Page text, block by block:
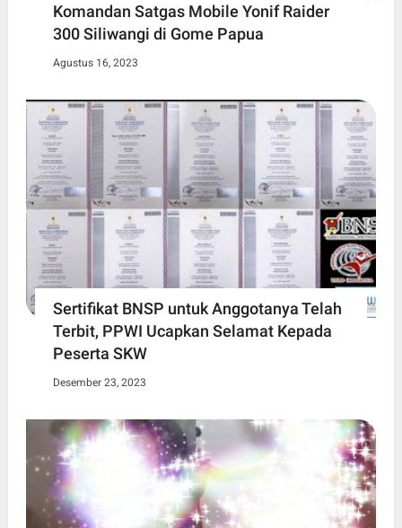
Komandan Satgas Mobile Yonif Raider
300 Siliwangi di Gome Papua
Agustus 16, 2023
Sertifikat BNSP untuk Anggotanya Telah
Terbit, PPWI Ucapkan Selamat Kepada
Peserta SKW
Desember 23, 2023